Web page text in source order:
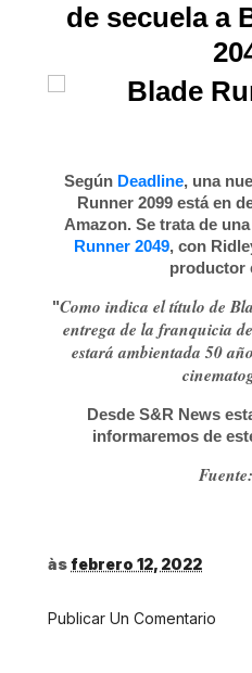
de secuela a
Según Deadline, una
Runner 2099 está en
Amazon. Se trata de
Runner 2049, con
productor
"Como indica el título de
entrega de la franquicia
estará ambientada 50
Desde S&R News
informaremos de
àsfebrero 12, 2022
Publicar Un Comentario